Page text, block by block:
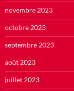
novembre 2023
octobre 2023
septembre 2023
août 2023
juillet 2023